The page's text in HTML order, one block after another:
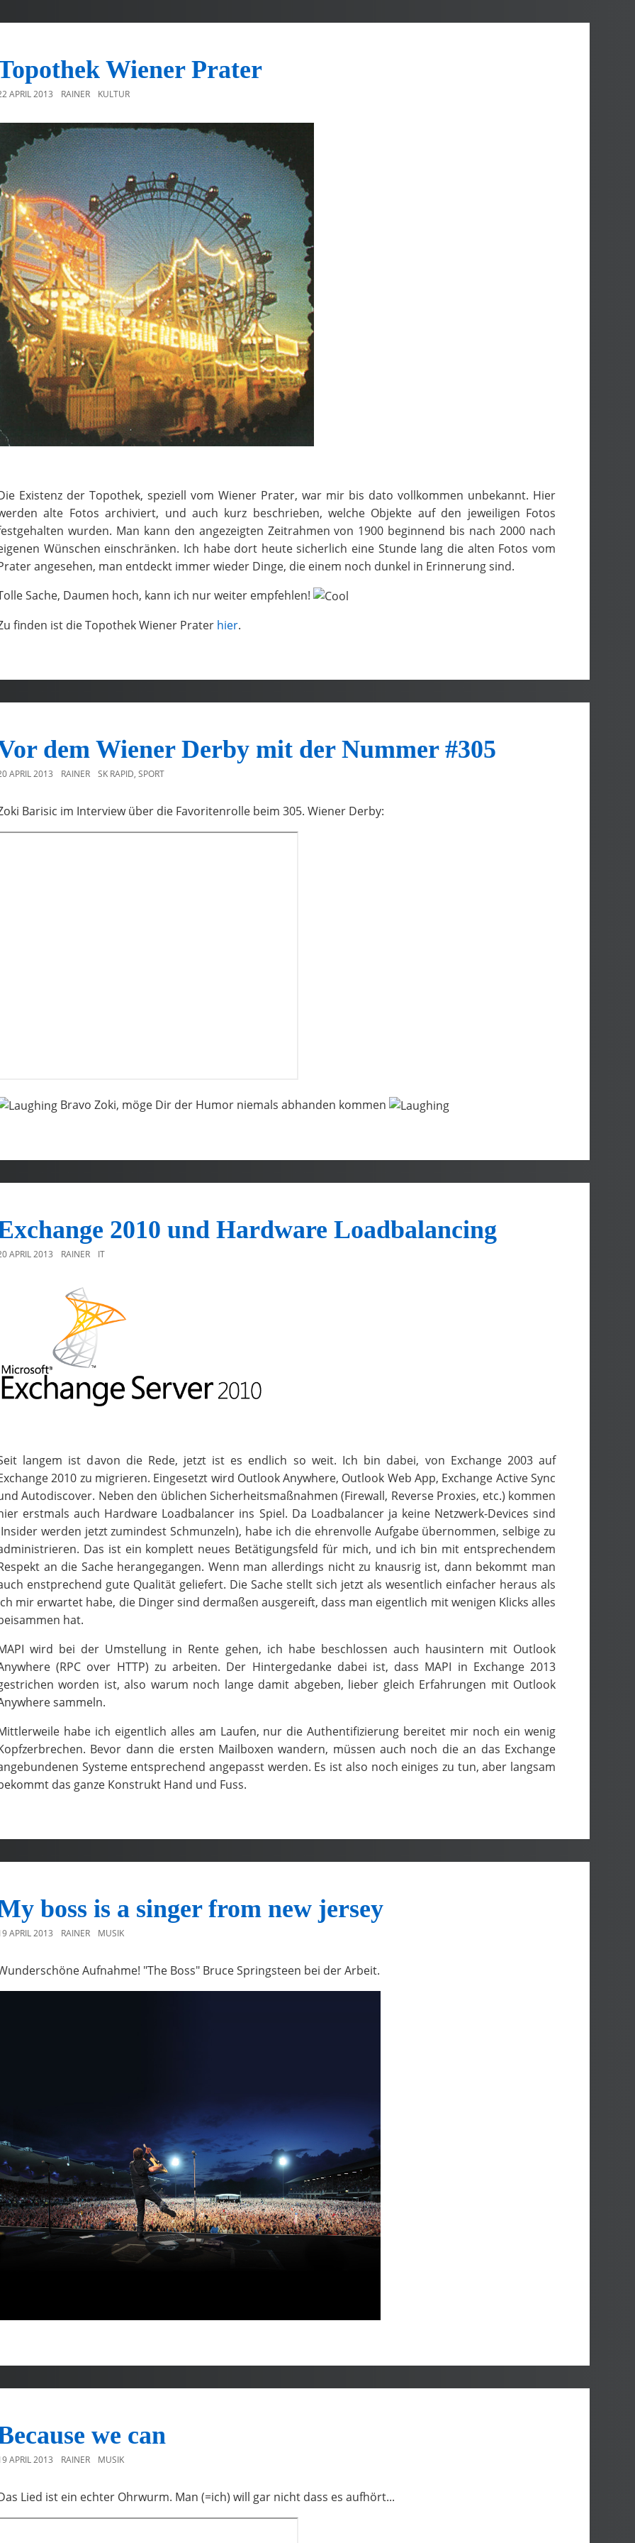
Wiener Prater
APRIL 2013 RAINER KULTUR
Existenz der Topothek, speziell vom Wiener Prater, war mir bis dato vollkommen unbekannt. Hier
alte Fotos archiviert, und auch kurz beschrieben, welche Objekte auf den jeweiligen Fotos
wurden. Man kann den angezeigten Zeitrahmen von 1900 beginnend bis nach 2000 nach
Wünschen einschränken. Ich habe dort heute sicherlich eine Stunde lang die alten Fotos vom
angesehen, man entdeckt immer wieder Dinge, die einem noch dunkel in Erinnerung sind.
Sache, Daumen hoch, kann ich nur weiter empfehlen!
finden ist die Topothek Wiener Prater hier.
dem Wiener Derby mit der Nummer #305
APRIL 2013 RAINER SK RAPID, SPORT
Barisic im Interview über die Favoritenrolle beim 305. Wiener Derby:
Bravo Zoki, möge Dir der Humor niemals abhanden kommen
2010 und Hardware Loadbalancing
APRIL 2013 RAINER IT
langem ist davon die Rede, jetzt ist es endlich so weit. Ich bin dabei, von Exchange 2003 auf
2010 zu migrieren. Eingesetzt wird Outlook Anywhere, Outlook Web App, Exchange Active Sync
Autodiscover. Neben den üblichen Sicherheitsmaßnahmen (Firewall, Reverse Proxies, etc.) kommen
erstmals auch Hardware Loadbalancer ins Spiel. Da Loadbalancer ja keine Netzwerk-Devices sind
werden jetzt zumindest Schmunzeln), habe ich die ehrenvolle Aufgabe übernommen, selbige zu
Das ist ein komplett neues Betätigungsfeld für mich, und ich bin mit entsprechendem
an die Sache herangegangen. Wenn man allerdings nicht zu knausrig ist, dann bekommt man
enstprechend gute Qualität geliefert. Die Sache stellt sich jetzt als wesentlich einfacher heraus als
mir erwartet habe, die Dinger sind dermaßen ausgereift, dass man eigentlich mit wenigen Klicks alles
hat.
wird bei der Umstellung in Rente gehen, ich habe beschlossen auch hausintern mit Outlook
(RPC over HTTP) zu arbeiten. Der Hintergedanke dabei ist, dass MAPI in Exchange 2013
worden ist, also warum noch lange damit abgeben, lieber gleich Erfahrungen mit Outlook
sammeln.
habe ich eigentlich alles am Laufen, nur die Authentifizierung bereitet mir noch ein wenig
Bevor dann die ersten Mailboxen wandern, müssen auch noch die an das Exchange
Systeme entsprechend angepasst werden. Es ist also noch einiges zu tun, aber langsam
das ganze Konstrukt Hand und Fuss.
boss is a singer from new jersey
APRIL 2013 RAINER MUSIK
Aufnahme! "The Boss" Bruce Springsteen bei der Arbeit.
we can
APRIL 2013 RAINER MUSIK
Lied ist ein echter Ohrwurm. Man (=ich) will gar nicht dass es aufhört...